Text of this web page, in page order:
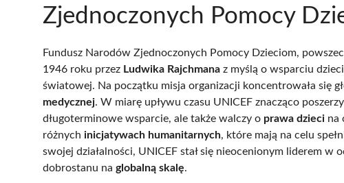
Zjednoczonych Pomocy
Fundusz Narodów Zjednoczonych Pomocy Dzieciom,
1946 roku przez Ludwika Rajchmana z myślą o wsparciu
światowej. Na początku misja organizacji koncentrowała się
medycznej. W miarę upływu czasu UNICEF znacząco
długoterminowe wsparcie, ale także walczy o prawa dzieci na
różnych inicjatywach humanitarnych, które mają na celu
swojej działalności, UNICEF stał się nieocenionym liderem
dobrostanu na globalną skalę.